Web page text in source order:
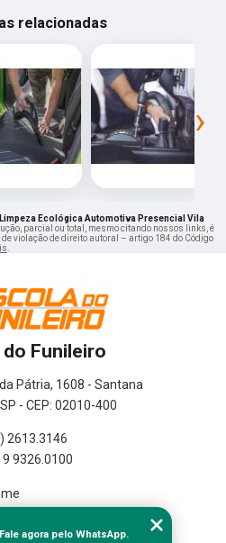
relacionadas
›
Ecológica Automotiva Presencial Vila
parcial ou total, mesmo citando nossos links, é
violação de direito autoral – artigo 184 do Código
do Funileiro
Pátria, 1608 - Santana
- CEP: 02010-400
2613.3146
9326.0100
agora pelo WhatsApp.